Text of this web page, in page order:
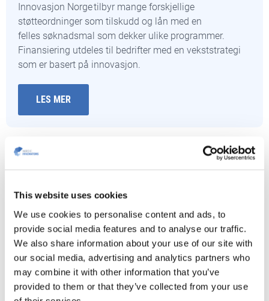
This website uses cookies
We use cookies to personalise content and ads, to
provide social media features and to analyse our traffic.
We also share information about your use of our site with
our social media, advertising and analytics partners who
may combine it with other information that you’ve
provided to them or that they’ve collected from your use
Innovasjon Norge tilbyr mange forskjellige
støtteordninger som tilskudd og lån med en
felles søknadsmal som dekker ulike programmer.
Finansiering utdeles til bedrifter med en vekststrategi
som er basert på innovasjon.
LES MER
Har du behov for innovasjonsstøtte?